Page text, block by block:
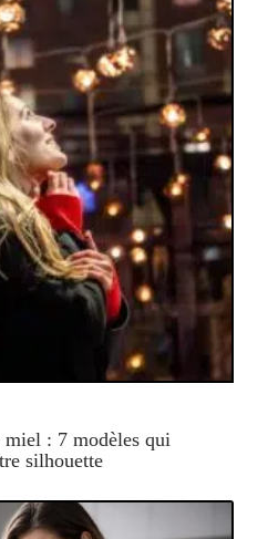
: 7 modèles qui
silhouette